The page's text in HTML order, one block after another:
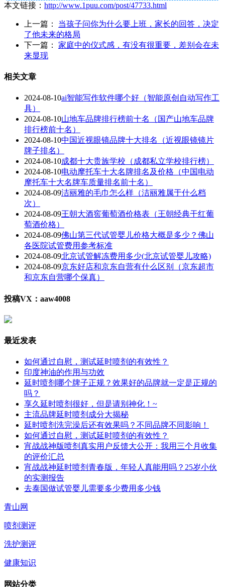
本文链接： http://www.1puu.com/post/47733.html
上一篇： 当孩子问你为什么要上班，家长的回答，决定
了他未来的格局
下一篇： 家庭中的仪式感，有没有很重要，差别会在未
来显现
相关文章
2024-08-10ai智能写作软件哪个好（智能原创自动写作工
具）
2024-08-10山地车品牌排行榜前十名（国产山地车品牌
排行榜前十名）
2024-08-10中国近视眼镜品牌十大排名（近视眼镜镜片
牌子排名）
2024-08-10成都十大贵族学校（成都私立学校排行榜）
2024-08-10电动摩托车十大名牌排名及价格（中国电动
摩托车十大名牌车质量排名前十名）
2024-08-09洁丽雅的毛巾怎么样（洁丽雅属于什么档
次）
2024-08-09王朝大酒窖葡萄酒价格表（王朝经典干红葡
萄酒价格）
2024-08-09佛山第三代试管婴儿价格大概是多少？佛山
各医院试管费用参考标准
2024-08-09北京试管解冻费用多少(北京试管婴儿攻略)
2024-08-09京东好店和京东自营有什么区别（京东超市
和京东自营哪个保真）
投稿VX：aaw4008
最近发表
如何通过自慰，测试延时喷剂的有效性？
印度神油的作用与功效
延时喷剂哪个牌子正规？效果好的品牌就一定是正规的
吗？
享久延时喷剂很好，但是请别神化！~
主流品牌延时喷剂成分大揭秘
延时喷剂洗完澡后还有效果吗？不同品牌不同影响！
如何通过自慰，测试延时喷剂的有效性？
宵战战神版喷剂真实用户反馈大公开：我用三个月收集
的评价汇总
宵战战神延时喷剂青春版，年轻人真能用吗？25岁小伙
的实测报告
去泰国做试管婴儿需要多少费用多少钱
青山网
喷剂测评
洗护测评
健康知识
网站分类